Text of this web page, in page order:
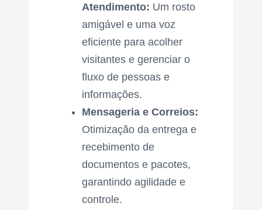
Atendimento: Um rosto
amigável e uma voz
eficiente para acolher
visitantes e gerenciar o
fluxo de pessoas e
informações.
Mensageria e Correios:
Otimização da entrega e
recebimento de
documentos e pacotes,
garantindo agilidade e
controle.